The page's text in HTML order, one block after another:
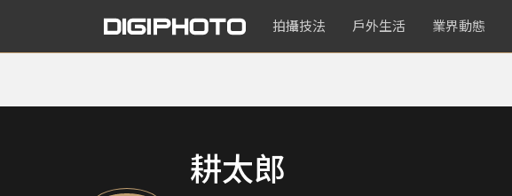
拍攝技法 戶外生活 業界動態
耕太郎